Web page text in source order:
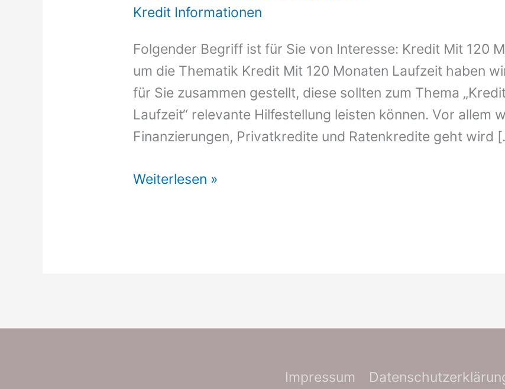
Kredit Informationen
Folgender Begriff ist für Sie von Interesse: Kredit Mit 120
um die Thematik Kredit Mit 120 Monaten Laufzeit haben
für Sie zusammen gestellt, diese sollten zum Thema
Laufzeit“ relevante Hilfestellung leisten können. Vor allem
Finanzierungen, Privatkredite und Ratenkredite geht wird
Kredit
Weiterlesen »
Impressum